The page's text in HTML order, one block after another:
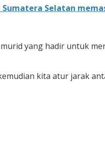
Selatan
yang hadir untuk
kita atur jarak